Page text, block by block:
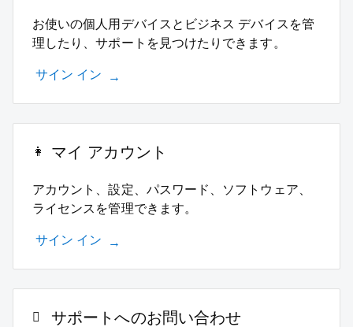
お使いの個人用デバイスとビジネス デバイスを管
理したり、サポートを見つけたりできます。
サイン イン
マイ アカウント
アカウント、設定、パスワード、ソフトウェア、
ライセンスを管理できます。
サイン イン
サポートへのお問い合わせ